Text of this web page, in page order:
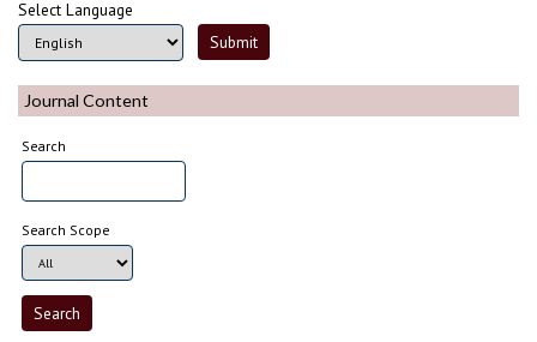
Select Language
Journal Content
Search
Search Scope